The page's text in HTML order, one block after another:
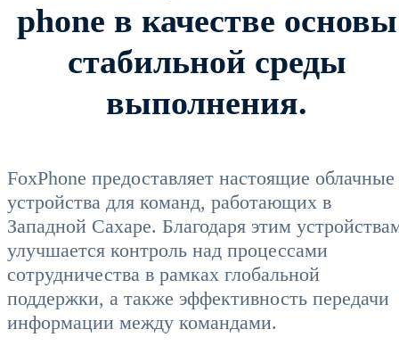
phone в качестве основы
стабильной среды
выполнения.
FoxPhone предоставляет настоящие облачные
устройства для команд, работающих в
Западной Сахаре. Благодаря этим
улучшается контроль над процессами
сотрудничества в рамках глобальной
поддержки, а также эффективность передачи
информации между командами.